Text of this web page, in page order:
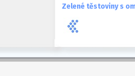
Zelené těstoviny s